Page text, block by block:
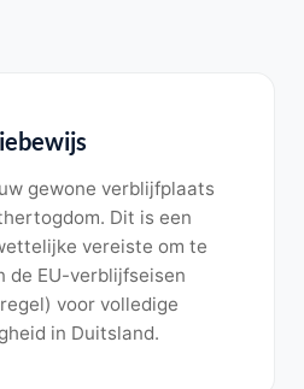
gewone verblijfplaats
Dit is een
vereiste om te
de EU-verblijfseisen
voor volledige
in Duitsland.